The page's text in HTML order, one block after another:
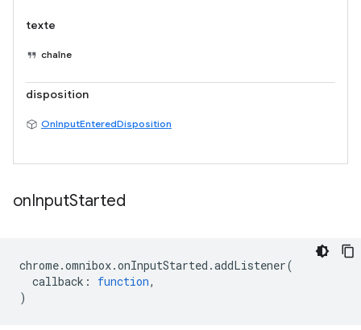
texte
chaîne
disposition
OnInputEnteredDisposition
onInputStarted
chrome.omnibox.onInputStarted .addListener(
callback : function,
)